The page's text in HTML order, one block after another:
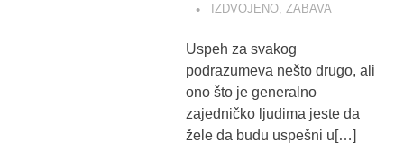
IZDVOJENO, ZABAVA
Uspeh za svakog
podrazumeva nešto drugo, ali
ono što je generalno
zajedničko ljudima jeste da
žele da budu uspešni u[…]